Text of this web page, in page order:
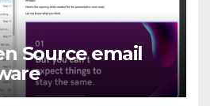
Source email